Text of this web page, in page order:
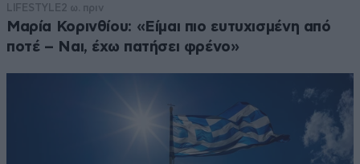
LIFESTYLE 2 ω. πριν
Μαρία Κορινθίου: «Είμαι πιο ευτυχισμένη από
ποτέ – Ναι, έχω πατήσει φρένο»